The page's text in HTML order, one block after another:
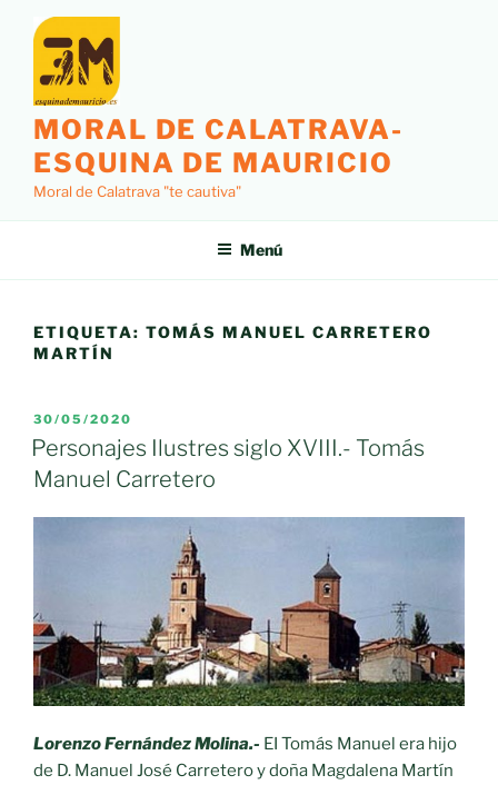
contenido
MORAL DE CALATRAVA-
ESQUINA DE MAURICIO
Moral de Calatrava "te cautiva"
Menú
ETIQUETA: TOMÁS MANUEL CARRETERO
MARTÍN
PUBLICADO
EL
30/05/2020
Personajes Ilustres siglo XVIII.- Tomás
Manuel Carretero
Lorenzo Fernández Molina.- EI Tomás Manuel era hijo
de D. Manuel José Carretero y doña Magdalena Martín